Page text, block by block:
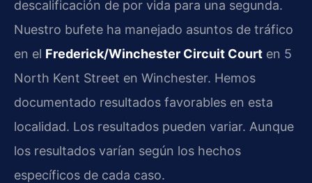
descalificación de por vida para una segunda.
Nuestro bufete ha manejado asuntos de tráfico
en el Frederick/Winchester Circuit Court en 5
North Kent Street en Winchester. Hemos
documentado resultados favorables en esta
localidad. Los resultados pueden variar. Aunque
los resultados varían según los hechos
específicos de cada caso.